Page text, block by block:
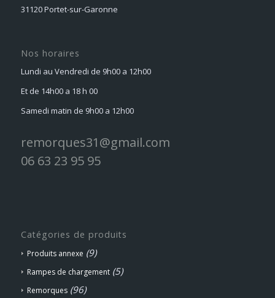
31120 Portet-sur-Garonne
Nos horaires
Lundi au Vendredi de 9h00 a 12h00
Et de 14h00 a 18 h 00
Samedi matin de 9h00 a 12h00
remorques31@gmail.com
06 63 23 95 95
Catégories de produits
Produits annexe (9)
Rampes de chargement (5)
Remorques (96)